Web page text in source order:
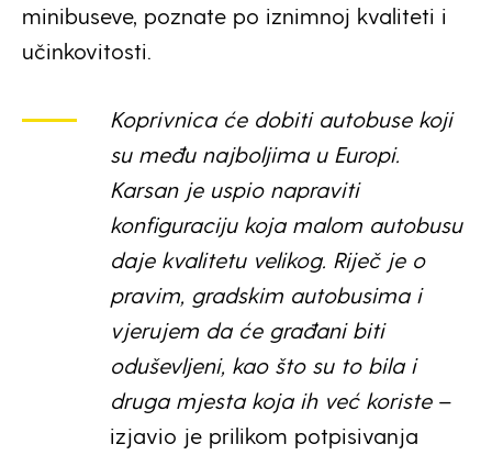
minibuseve, poznate po iznimnoj kvaliteti i
učinkovitosti.
Koprivnica će dobiti autobuse koji
su među najboljima u Europi.
Karsan je uspio napraviti
konfiguraciju koja malom autobusu
daje kvalitetu velikog. Riječ je o
pravim, gradskim autobusima i
vjerujem da će građani biti
oduševljeni, kao što su to bila i
druga mjesta koja ih već koriste–
izjavio je prilikom potpisivanja